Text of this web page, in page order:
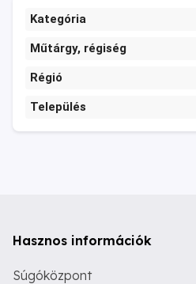
Kategória
Műtárgy, régiség
Régió
Település
Hasznos információk
Súgóközpont